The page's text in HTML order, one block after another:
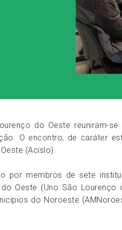
do Oeste reuniram-
O encontro, de caráter
(Acislo).
por membros de sete
Oeste (Uno São
do Noroeste